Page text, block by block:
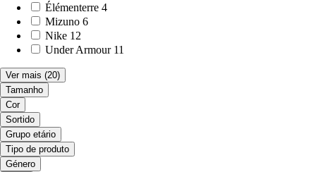
Élémenterre 4
Mizuno 6
Nike 12
Under Armour 11
Ver mais (20)
Tamanho
Cor
Sortido
Grupo etário
Tipo de produto
Género